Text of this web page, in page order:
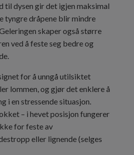
til dysen gir det igjen maksimal
tyngre dråpene blir mindre
skaper også større
ved å feste seg bedre og
for å unngå utilsiktet
lommen, og gjør det enklere å
i en stressende situasjon.
– i hevet posisjon fungerer
for feste av
eller lignende (selges